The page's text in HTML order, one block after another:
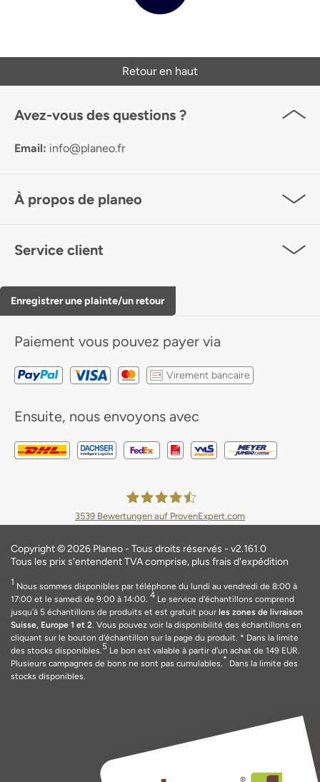
Retour en haut
Avez-vous des questions ?
Email: info@planeo.fr
À propos de planeo
Service client
Enregistrer une plainte/un retour
Paiement vous pouvez payer via
Virement bancaire
Ensuite, nous envoyons avec
3539 Bewertungen auf ProvenExpert.com
Copyright © 2026 Planeo - Tous droits réservés - v2.161.0
Tous les prix s'entendent TVA comprise, plus frais d'expédition
1 Nous sommes disponibles par téléphone du lundi au vendredi de 8:00 à
17:00 et le samedi de 9:00 à 14:00. 4 Le service d'échantillons comprend
jusqu'à 5 échantillons de produits et est gratuit pour les zones de livraison
Suisse, Europe 1 et 2. Vous pouvez voir la disponibilité des échantillons en
cliquant sur le bouton d'échantillon sur la page du produit. * Dans la limite
des stocks disponibles.5 Le bon est valable à partir d'un achat de 149 EUR.
Plusieurs campagnes de bons ne sont pas cumulables.* Dans la limite des
stocks disponibles.